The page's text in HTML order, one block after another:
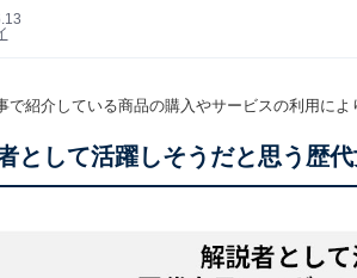
で紹介している商品の購入やサービスの利用に
として活躍しそうだと思う歴